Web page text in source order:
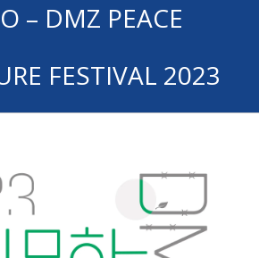
– DMZ PEACE
FESTIVAL 2023